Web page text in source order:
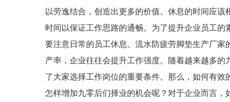
以劳逸结合，创造出更多的价值。休息的时间应
时间以保证工作思路的通畅。为了提升企业员工
要注意日常的员工休息。流水防疲劳脚垫生产厂
产率，企业往往会提升工作强度。随着越来越多
了大家选择工作岗位的重要条件。那么，如何有
怎样增加九零后们择业的机会呢？对于企业而言